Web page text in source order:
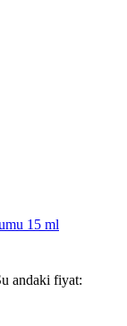
15 ml
andaki fiyat: